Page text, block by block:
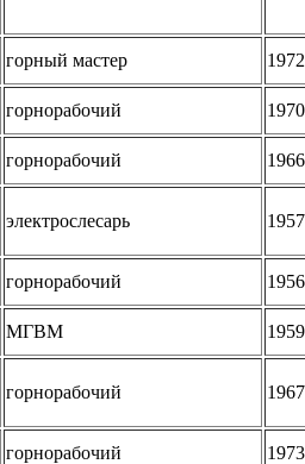
горный мастер
1972
горнорабочий
1970
горнорабочий
1966
электрослесарь 1957
горнорабочий
1956
МГВМ
1959
горнорабочий 1967
горнорабочий
1973